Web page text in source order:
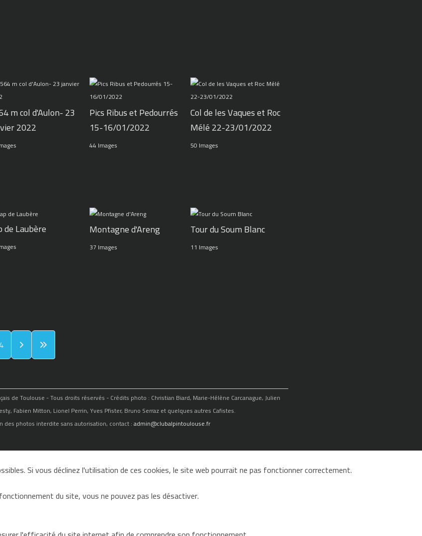
m col d'Aulon- 23
2022
Pics Ribus et Pedourrés
15-16/01/2022
44 Images
Col de les Vaques et Roc
Mélé 22-23/01/2022
50 Images
de Laubère Montagne d'Areng
37 Images
Tour du Soum Blanc
11 Images
4
de Toulouse - Tous droits réservés - Crédits photo : Christian Biard, Marie-Hélène Carcanague, Julien
Fabien Mitton, Lionel Perrin, Yves Pfister, Bruno Serraz et quelques autres Cafistes.
des photos interdite sans autorisation, contact :admin@clubalpintoulouse.fr
Si vous déclinez l'utilisation de ces cookies, le site web pourrait ne pas fonctionner correctement.
du site, vous ne pouvez pas les désactiver.